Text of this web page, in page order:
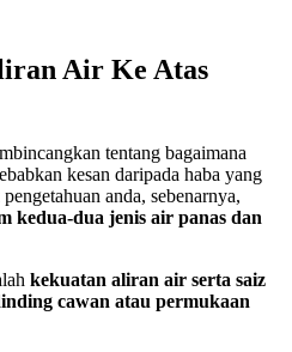
Air Ke Atas
tentang bagaimana
kesan daripada haba yang
anda, sebenarnya,
kedua-dua jenis air panas dan
kekuatan aliran air serta saiz
cawan atau permukaan